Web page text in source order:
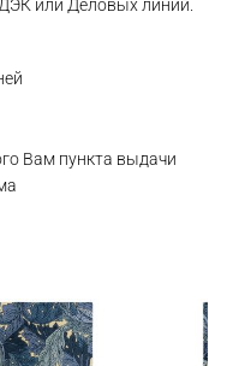
или Деловых линий.
Вам пункта выдачи